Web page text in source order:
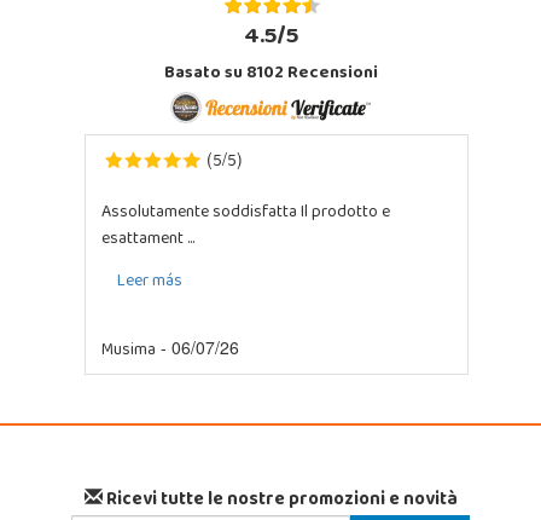
4.5/5
Basato su 8102 Recensioni
(5/5)
Assolutamente soddisfatta Il prodotto e
esattament ...
Leer más
Musima - 06/07/26
Ricevi tutte le nostre promozioni e novità